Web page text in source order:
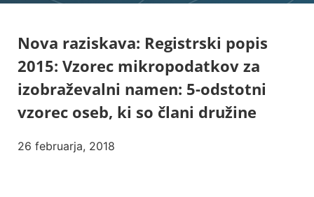
Nova raziskava: Registrski popis
2015: Vzorec mikropodatkov za
izobraževalni namen: 5-odstotni
vzorec oseb, ki so člani družine
26 februarja, 2018